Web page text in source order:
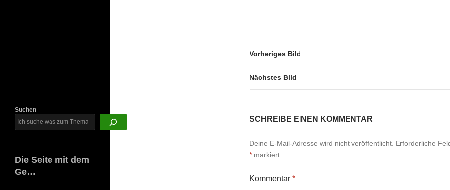
Vorheriges Bild
Nächstes Bild
SCHREIBE EINEN KOMMENTAR
Deine E-Mail-Adresse wird nicht veröffentlicht. Erforderliche
* markiert
Kommentar *
Suchen
Die Seite mit dem
Ge…